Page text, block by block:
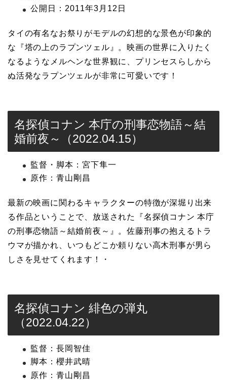
公開日：2011年3月12日
タイの有名なお祭りがモデルの幻想的な景色が印象的
な『塔の上のラプンツェル』。映画の世界に入りたく
なるようなメルヘンな世界観に、プリンセスらしから
ぬ活発なラプンツェルが非常に可愛いです！
名探偵コナン 本庁の刑事恋物語～結
婚前夜～（2022.04.15）
監督・脚本：宮下隼一
原作：青山剛昌
最新の映画に関わるキャラクターの特徴が深堀り出来
る作品ということで、放送された『名探偵コナン 本庁
の刑事恋物語～結婚前夜～』。佐藤刑事の抱えるトラ
ウマが描かれ、いつもどこか頼りない高木刑事が男ら
しさを見せてくれます！・
名探偵コナン 緋色の弾丸
（2022.04.22）
監督：長岡智佳
脚本：櫻井武晴
原作：青山剛昌